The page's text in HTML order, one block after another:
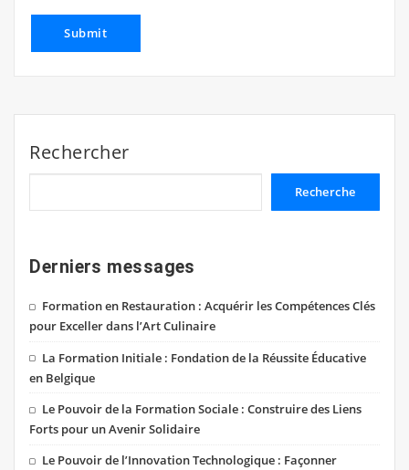
Rechercher
Recherche
Derniers messages
Formation en Restauration : Acquérir les Compétences Clés
pour Exceller dans l’Art Culinaire
La Formation Initiale : Fondation de la Réussite Éducative
en Belgique
Le Pouvoir de la Formation Sociale : Construire des Liens
Forts pour un Avenir Solidaire
Le Pouvoir de l’Innovation Technologique : Façonner